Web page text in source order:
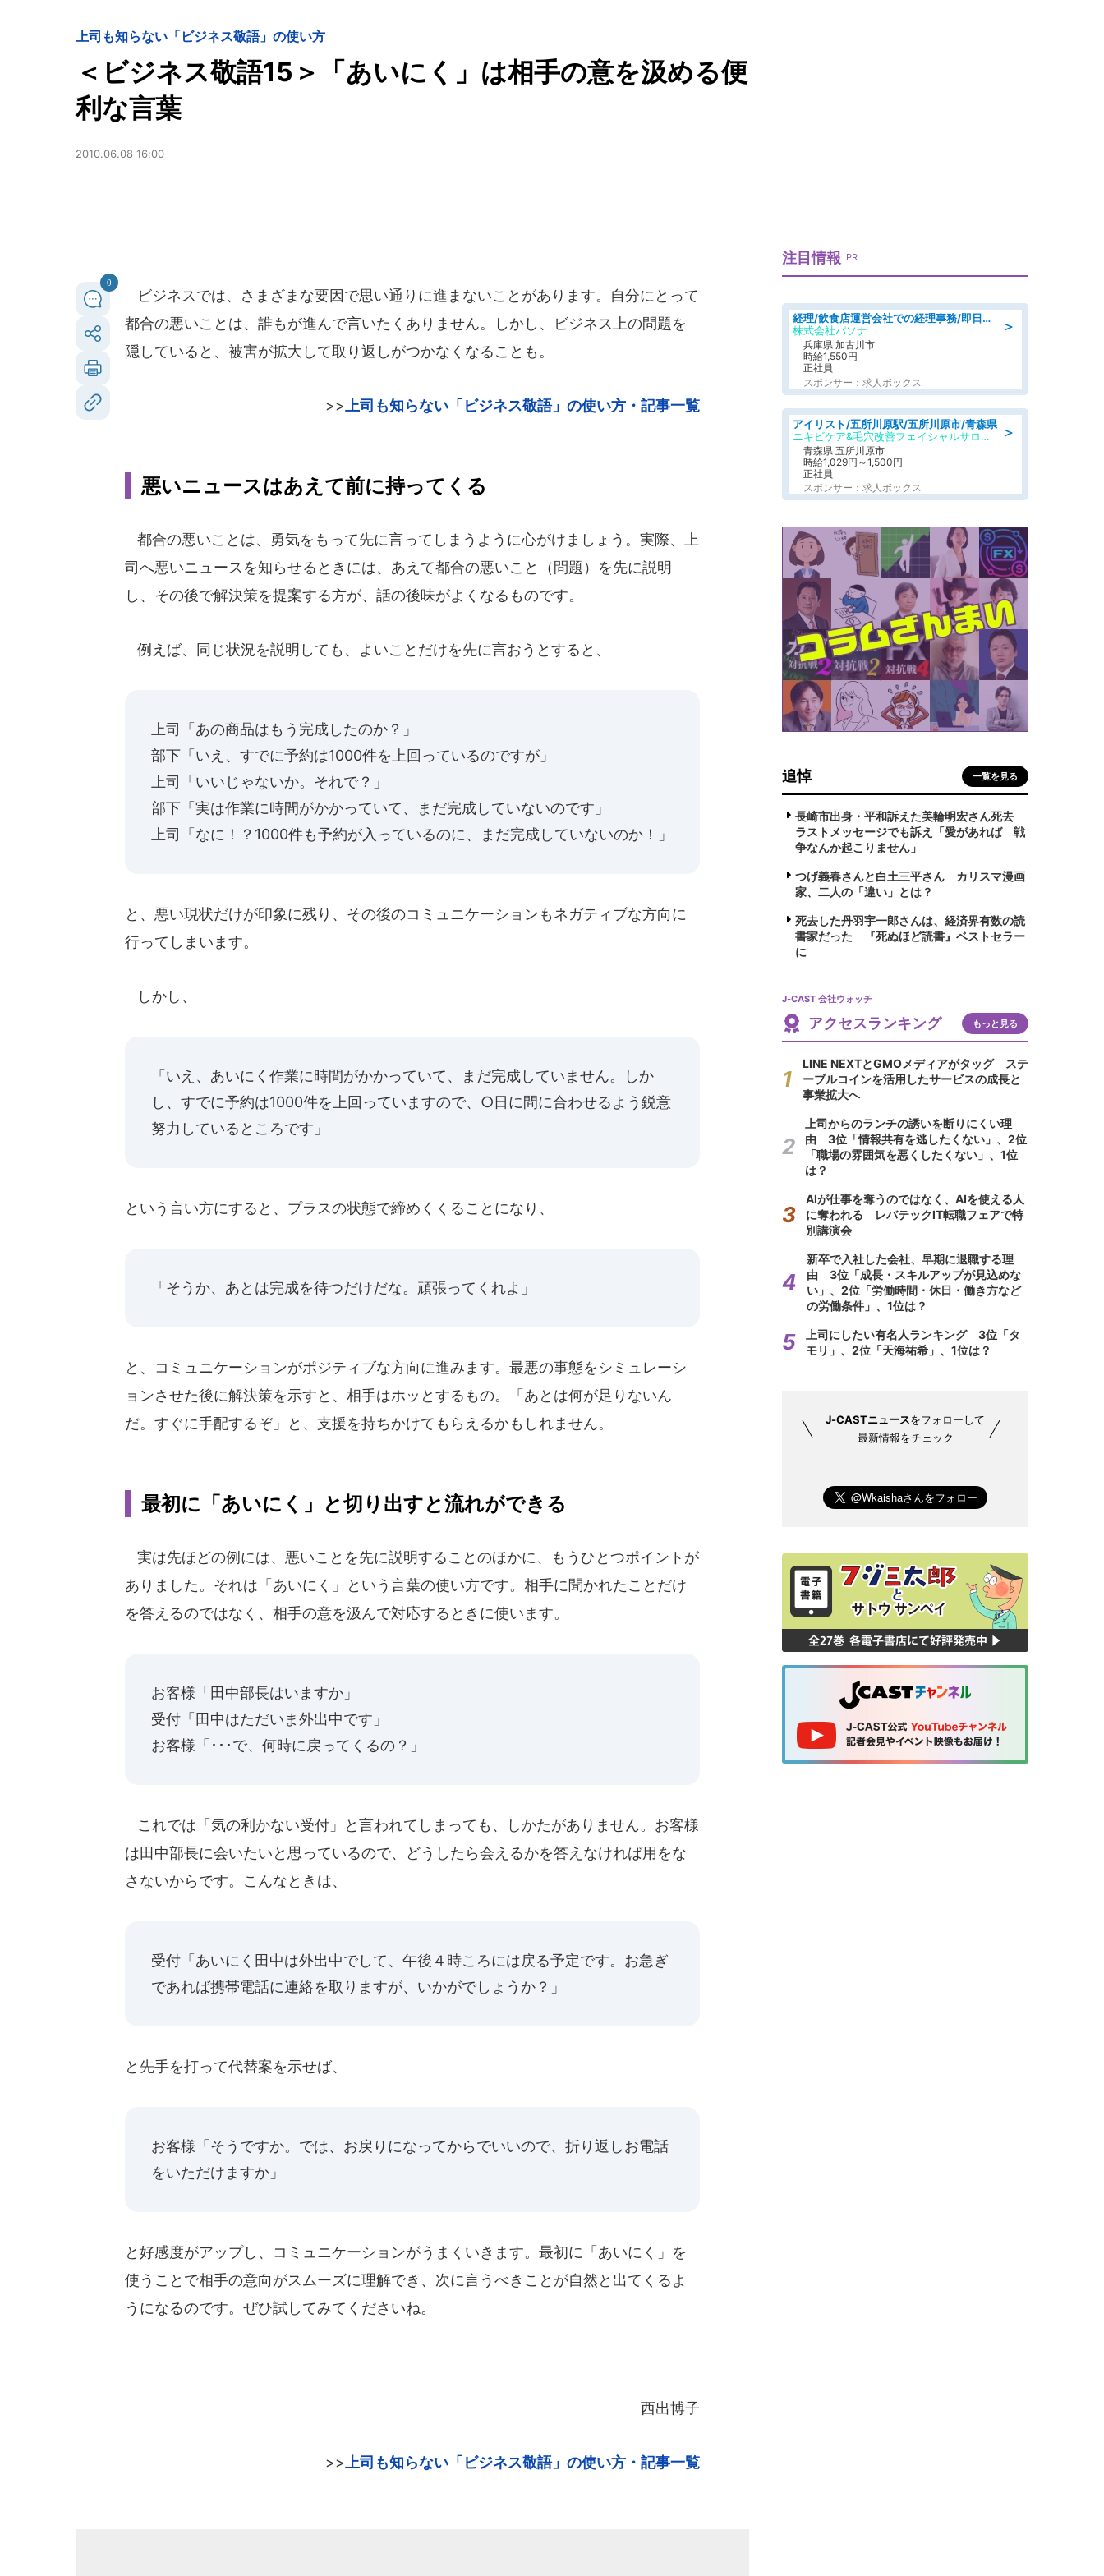
上司も知らない「ビジネス敬語」の使い方
＜ビジネス敬語15＞「あいにく」は相手の意を汲める便
利な言葉
2010.06.08 16:00
0
ビジネスでは、さまざまな要因で思い通りに進まないことがあります。自分にとって
都合の悪いことは、誰もが進んで言いたくありません。しかし、ビジネス上の問題を
隠していると、被害が拡大して取り返しがつかなくなることも。
>> 上司も知らない「ビジネス敬語」の使い方・記事一覧
悪いニュースはあえて前に持ってくる
都合の悪いことは、勇気をもって先に言ってしまうように心がけましょう。実際、上
司へ悪いニュースを知らせるときには、あえて都合の悪いこと（問題）を先に説明
し、その後で解決策を提案する方が、話の後味がよくなるものです。
例えば、同じ状況を説明しても、よいことだけを先に言おうとすると、
上司「あの商品はもう完成したのか？」
部下「いえ、すでに予約は1000件を上回っているのですが」
上司「いいじゃないか。それで？」
部下「実は作業に時間がかかっていて、まだ完成していないのです」
上司「なに！？1000件も予約が入っているのに、まだ完成していないのか！」
と、悪い現状だけが印象に残り、その後のコミュニケーションもネガティブな方向に
行ってしまいます。
しかし、
「いえ、あいにく作業に時間がかかっていて、まだ完成していません。しか
し、すでに予約は1000件を上回っていますので、○日に間に合わせるよう鋭意
努力しているところです」
という言い方にすると、プラスの状態で締めくくることになり、
「そうか、あとは完成を待つだけだな。頑張ってくれよ」
と、コミュニケーションがポジティブな方向に進みます。最悪の事態をシミュレーシ
ョンさせた後に解決策を示すと、相手はホッとするもの。「あとは何が足りないん
だ。すぐに手配するぞ」と、支援を持ちかけてもらえるかもしれません。
最初に「あいにく」と切り出すと流れができる
実は先ほどの例には、悪いことを先に説明することのほかに、もうひとつポイントが
ありました。それは「あいにく」という言葉の使い方です。相手に聞かれたことだけ
を答えるのではなく、相手の意を汲んで対応するときに使います。
お客様「田中部長はいますか」
受付「田中はただいま外出中です」
お客様「･･･で、何時に戻ってくるの？」
これでは「気の利かない受付」と言われてしまっても、しかたがありません。お客様
は田中部長に会いたいと思っているので、どうしたら会えるかを答えなければ用をな
さないからです。こんなときは、
受付「あいにく田中は外出中でして、午後４時ころには戻る予定です。お急ぎ
であれば携帯電話に連絡を取りますが、いかがでしょうか？」
と先手を打って代替案を示せば、
お客様「そうですか。では、お戻りになってからでいいので、折り返しお電話
をいただけますか」
と好感度がアップし、コミュニケーションがうまくいきます。最初に「あいにく」を
使うことで相手の意向がスムーズに理解でき、次に言うべきことが自然と出てくるよ
うになるのです。ぜひ試してみてくださいね。
西出博子
>> 上司も知らない「ビジネス敬語」の使い方・記事一覧
注目情報 PR
＞
経理/飲食店運営会社での経理事務/即日勤務可/車通勤可/経理/一般事務
株式会社パソナ
兵庫県 加古川市
時給1,550円
正社員
スポンサー：求人ボックス
＞
アイリスト/五所川原駅/五所川原市/青森県
ニキビケア&毛穴改善フェイシャルサロン BELDAD
青森県 五所川原市
時給1,029円～1,500円
正社員
スポンサー：求人ボックス
追悼 一覧を見る
長崎市出身・平和訴えた美輪明宏さん死去
ラストメッセージでも訴え「愛があれば 戦
争なんか起こりません」
つげ義春さんと白土三平さん カリスマ漫画
家、二人の「違い」とは？
死去した丹羽宇一郎さんは、経済界有数の読
書家だった 『死ぬほど読書』ベストセラー
に
J-CAST 会社ウォッチ
アクセスランキング もっと見る
LINE NEXTとGMOメディアがタッグ ステ
ーブルコインを活用したサービスの成長と
事業拡大へ
上司からのランチの誘いを断りにくい理
由 3位「情報共有を逃したくない」、2位
「職場の雰囲気を悪くしたくない」、1位
は？
AIが仕事を奪うのではなく、AIを使える人
に奪われる レバテックIT転職フェアで特
別講演会
新卒で入社した会社、早期に退職する理
由 3位「成長・スキルアップが見込めな
い」、2位「労働時間・休日・働き方など
の労働条件」、1位は？
上司にしたい有名人ランキング 3位「タ
モリ」、2位「天海祐希」、1位は？
J-CASTニュースをフォローして
最新情報をチェック